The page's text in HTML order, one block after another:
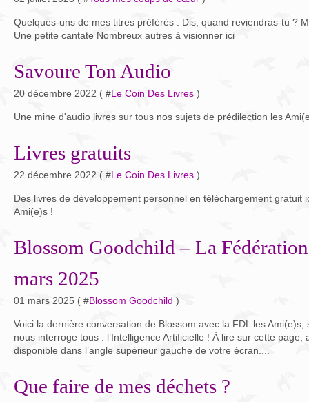
Quelques-uns de mes titres préférés : Dis, quand reviendras-tu ?
Une petite cantate Nombreux autres à visionner ici
Savoure Ton Audio
20 décembre 2022 ( #Le Coin Des Livres )
Une mine d'audio livres sur tous nos sujets de prédilection les
Livres gratuits
22 décembre 2022 ( #Le Coin Des Livres )
Des livres de développement personnel en téléchargement gratuit
Ami(e)s !
Blossom Goodchild – La
mars 2025
01 mars 2025 ( #Blossom Goodchild )
Voici la dernière conversation de Blossom avec la FDL les Ami(e)s,
nous interroge tous : l’Intelligence Artificielle ! À lire sur cette
disponible dans l’angle supérieur gauche de votre écran....
Que faire de mes déchets ?